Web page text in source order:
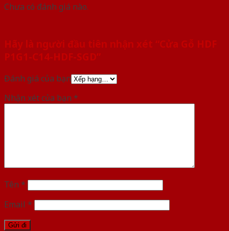
Chưa có đánh giá nào.
Hãy là người đầu tiên nhận xét “Cửa Gỗ HDF
P1G1-C14-HDF-SGD”
Đánh giá của bạn
Nhận xét của bạn *
Tên *
Email *